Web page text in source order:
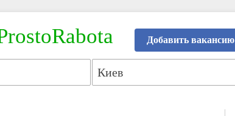
Добавить вакансию